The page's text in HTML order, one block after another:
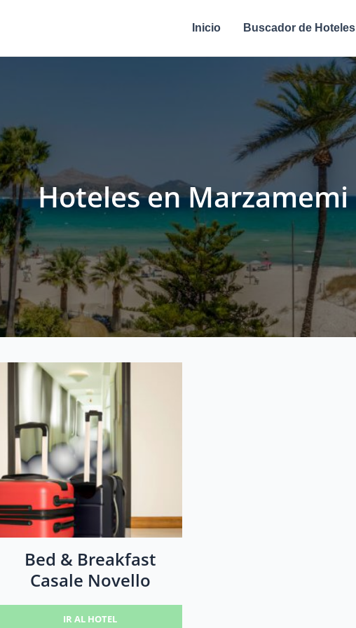
Inicio Buscador de Hoteles
Hoteles en Marzamemi
Bed & Breakfast
Casale Novello
IR AL HOTEL